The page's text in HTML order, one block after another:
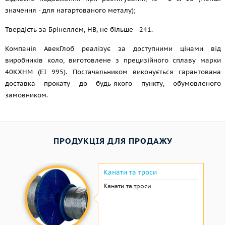
значення - для нагартованого металу);
Твердість за Брінеллем, НВ, не більше - 241.
Компанія АвекГлоб реалізує за доступними цінами від
виробників коло, виготовлене з прецизійного сплаву марки
40КХНМ (ЕІ 995). Постачальником виконується гарантована
доставка прокату до будь-якого пункту, обумовленого
замовником.
ПРОДУКЦІЯ ДЛЯ ПРОДАЖУ
Канати та троси
Канати та троси